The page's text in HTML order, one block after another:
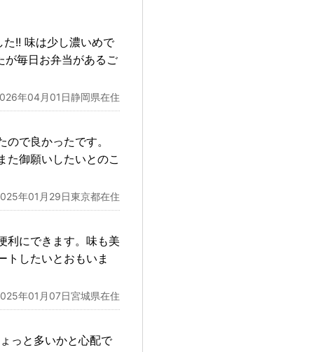
!! 味は少し濃いめで
が毎日お弁当があるご
年04月01日静岡県在住
で良かったです。
た御願いしたいとのこ
年01月29日東京都在住
利にできます。味も美
トしたいとおもいま
年01月07日宮城県在住
っと多いかと心配で